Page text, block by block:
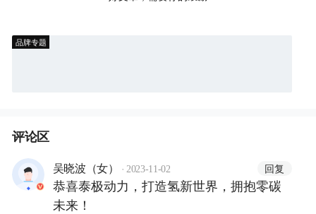
品牌专题
评论区
吴晓波（女） · 2023-11-02 回复
恭喜泰极动力，打造氢新世界，拥抱零碳
未来！